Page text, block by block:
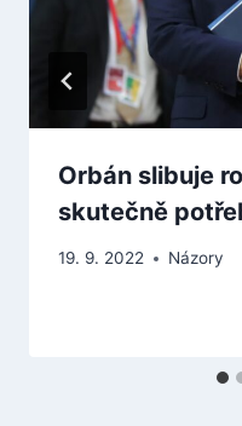
Orbán slibuje
skutečně
19. 9. 2022 Názory